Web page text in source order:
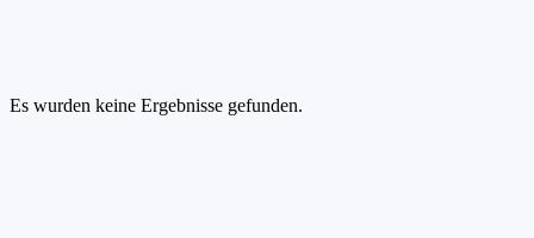
Es wurden keine Ergebnisse gefunden.